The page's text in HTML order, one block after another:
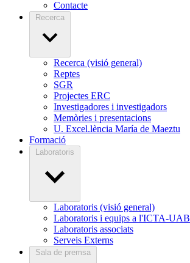
Contacte
Recerca
Recerca (visió general)
Reptes
SGR
Projectes ERC
Investigadores i investigadors
Memòries i presentacions
U. Excel.lència María de Maeztu
Formació
Laboratoris
Laboratoris (visió general)
Laboratoris i equips a l'ICTA-UAB
Laboratoris associats
Serveis Externs
Sala de premsa